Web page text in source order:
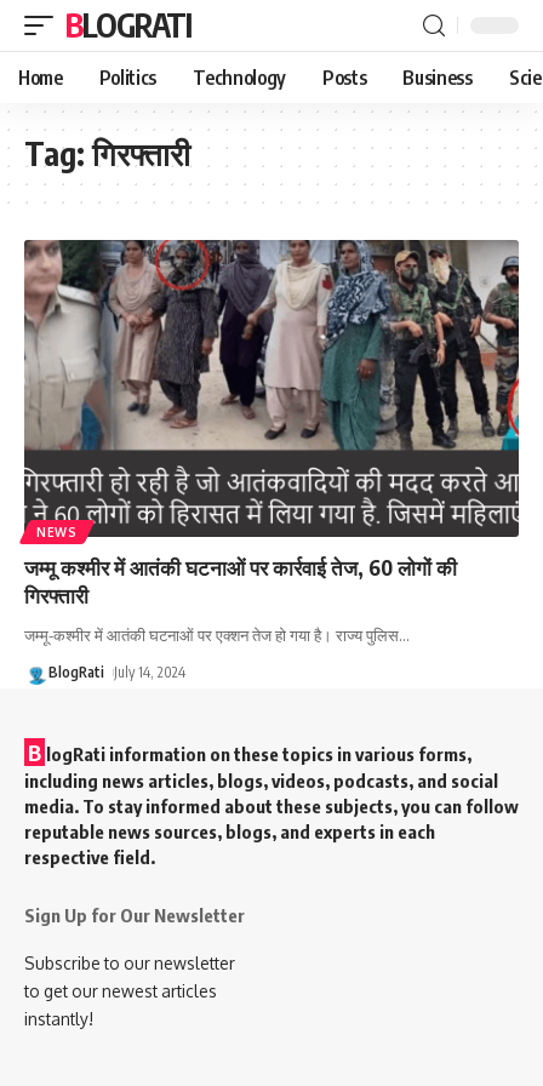
BLOGRATI
Home Politics Technology Posts Business
Tag:गिरफ्तारी
NEWS
जम्मू कश्मीर में आतंकी घटनाओं पर कार्रवाई तेज, 60 लोगों की
गिरफ्तारी
जम्मू-कश्मीर में आतंकी घटनाओं पर एक्शन तेज हो गया है। राज्य पुलिस…
BlogRati July 14, 2024
B logRati information on these topics in various forms,
including news articles, blogs, videos, podcasts, and social
media. To stay informed about these subjects, you can follow
reputable news sources, blogs, and experts in each
respective field.
Sign Up for Our Newsletter
Subscribe to our newsletter
to get our newest articles
instantly!